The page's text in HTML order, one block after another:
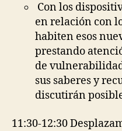
Con los
en relación con
habiten esos
prestando
de
sus saberes y
discutirán
11:30-12:30